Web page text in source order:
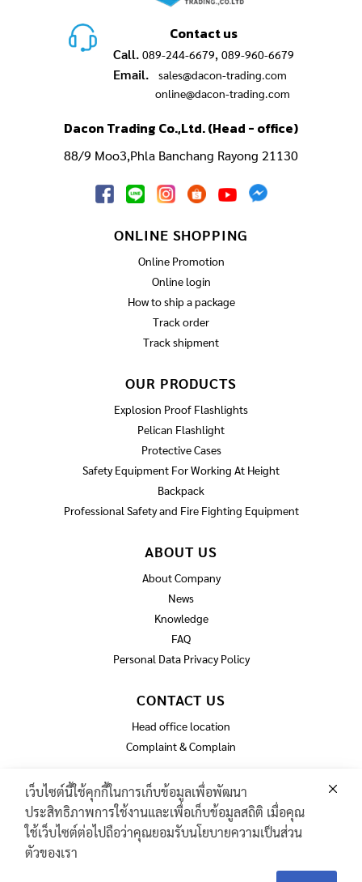
Contact us
Call. 089-244-6679, 089-960-6679
Email.
sales@dacon-trading.com
online@dacon-trading.com
Dacon Trading Co.,Ltd. (Head - office)
88/9 Moo3,Phla Banchang Rayong 21130
ONLINE SHOPPING
Online Promotion
Online login
How to ship a package
Track order
Track shipment
OUR PRODUCTS
Explosion Proof Flashlights
Pelican Flashlight
Protective Cases
Safety Equipment For Working At Height
Backpack
Professional Safety and Fire Fighting Equipment
ABOUT US
About Company
News
Knowledge
FAQ
Personal Data Privacy Policy
CONTACT US
Head office location
Complaint & Complain
GAS TURBINE SPARE PART​
PIPELINE MAINTENANCE AND INSPECTION
เว็บไซต์นี้ใช้คุกกี้ในการเก็บข้อมูลเพื่อพัฒนา
ประสิทธิภาพการใช้งานและเพื่อเก็บข้อมูลสถิติ เมื่อคุณ
ใช้เว็บไซต์ต่อไปถือว่าคุณยอมรับนโยบายความเป็นส่วน
ตัวของเรา